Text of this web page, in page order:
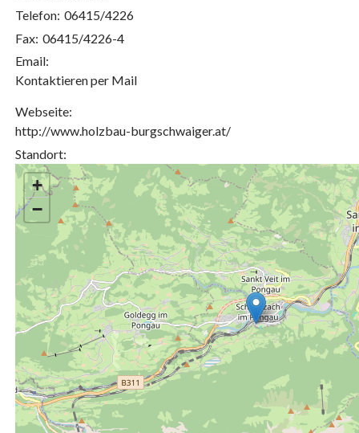
Telefon: 06415/4226
Fax: 06415/4226-4
Email:
Kontaktieren per Mail
Webseite:
http://www.holzbau-burgschwaiger.at/
Standort:
+
−